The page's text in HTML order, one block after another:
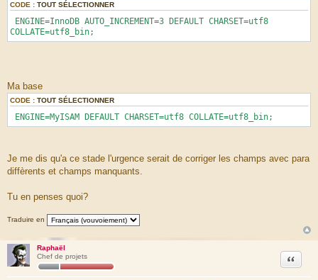
CODE : TOUT SÉLECTIONNER
ENGINE=InnoDB AUTO_INCREMENT=3 DEFAULT CHARSET=utf8
COLLATE=utf8_bin;
Ma base
CODE : TOUT SÉLECTIONNER
ENGINE=MyISAM DEFAULT CHARSET=utf8 COLLATE=utf8_bin;
Je me dis qu'a ce stade l'urgence serait de corriger les champs avec para
diffèrents et champs manquants.
Tu en penses quoi?
Traduire en
Raphaël
Chef de projets
Citation